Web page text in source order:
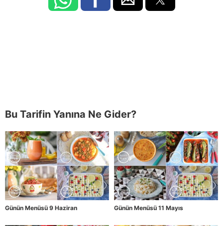
Bu Tarifin Yanına Ne Gider?
Günün Menüsü 9 Haziran Günün Menüsü 11 Mayıs